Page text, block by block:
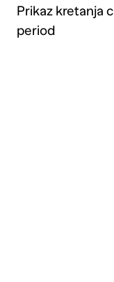
Prikaz kretanja
period